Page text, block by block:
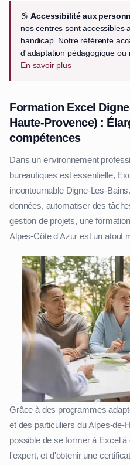
Accessibilité aux
nos centres sont accessibles
handicap. Notre référente
d'adaptation pédagogique
En savoir plus
Formation Excel
Haute-Provence) :
compétences
Dans un environnement
bureautiques est essentielle,
incontournable Digne-Les-
données, automatiser des
gestion de projets, une
Alpes-Côte d'Azur est un atout
Grâce à des programmes
et des particuliers du Alpes-de-
possible de se former à Excel
l'expert, et d'obtenir une